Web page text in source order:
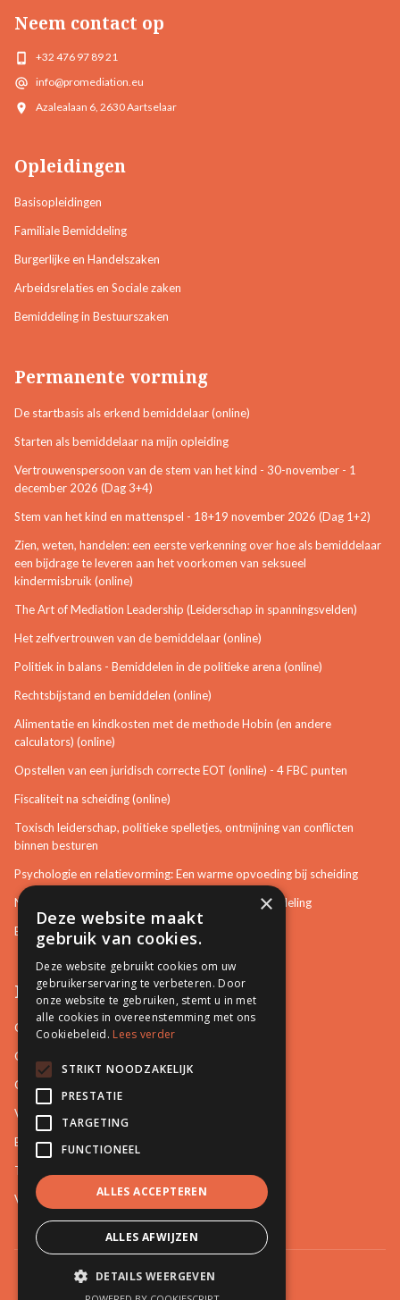
Neem contact op
+32 476 97 89 21
info@promediation.eu
Azalealaan 6, 2630 Aartselaar
Opleidingen
Basisopleidingen
Familiale Bemiddeling
Burgerlijke en Handelszaken
Arbeidsrelaties en Sociale zaken
Bemiddeling in Bestuurszaken
Permanente vorming
De startbasis als erkend bemiddelaar (online)
Starten als bemiddelaar na mijn opleiding
Vertrouwenspersoon van de stem van het kind - 30-november - 1
december 2026 (Dag 3+4)
Stem van het kind en mattenspel - 18+19 november 2026 (Dag 1+2)
Zien, weten, handelen: een eerste verkenning over hoe als bemiddelaar
een bijdrage te leveren aan het voorkomen van seksueel
kindermisbruik (online)
The Art of Mediation Leadership (Leiderschap in spanningsvelden)
Het zelfvertrouwen van de bemiddelaar (online)
Politiek in balans - Bemiddelen in de politieke arena (online)
Rechtsbijstand en bemiddelen (online)
Alimentatie en kindkosten met de methode Hobin (en andere
calculators) (online)
Opstellen van een juridisch correcte EOT (online) - 4 FBC punten
Fiscaliteit na scheiding (online)
Toxisch leiderschap, politieke spelletjes, ontmijning van conflicten
binnen besturen
Psychologie en relatievorming: Een warme opvoeding bij scheiding
Neurotisch of afwijkend gedrag herkennen in bemiddeling
Bemiddeling in bouwzaken
Pro Mediation
Contact
Over ons
Onze docenten
Video's
Blog
Tips
Vacatures
×
Deze website maakt
gebruik van cookies.
Deze website gebruikt cookies om uw
gebruikerservaring te verbeteren. Door
onze website te gebruiken, stemt u in met
alle cookies in overeenstemming met ons
Cookiebeleid. Lees verder
STRIKT NOODZAKELIJK
PRESTATIE
TARGETING
FUNCTIONEEL
ALLES ACCEPTEREN
ALLES AFWIJZEN
DETAILS WEERGEVEN